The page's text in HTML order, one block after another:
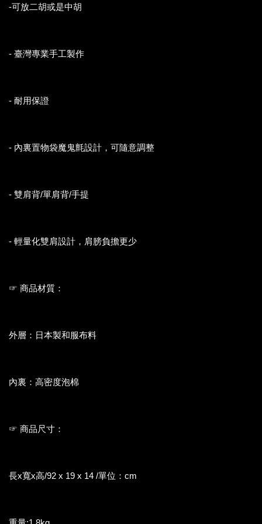
-可放二胡或是中胡
- 臺灣專業手工製作
- 耐用保證
- 內裏置物袋魔鬼氈設計，可隨意調整
- 雙肩背/單肩背/手提
- 輕量化雙肩設計，肩膀負擔更少
☞ 商品材質：
外層：日本製和服布料
內裏：高密度泡棉
☞ 商品尺寸：
長x寬x高/92 x 19 x 14 /單位：cm